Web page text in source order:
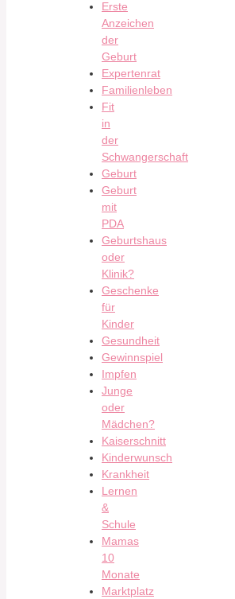
Erste
Anzeichen
der
Geburt
Expertenrat
Familienleben
Fit
in
der
Schwangerschaft
Geburt
Geburt
mit
PDA
Geburtshaus
oder
Klinik?
Geschenke
für
Kinder
Gesundheit
Gewinnspiel
Impfen
Junge
oder
Mädchen?
Kaiserschnitt
Kinderwunsch
Krankheit
Lernen
&
Schule
Mamas
10
Monate
Marktplatz